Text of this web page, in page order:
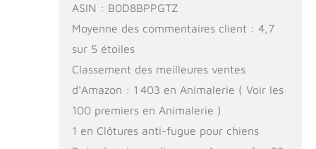
ASIN : B0D8BPPGTZ
Moyenne des commentaires client : 4,7
sur 5 étoiles
Classement des meilleures ventes
d’Amazon : 1 403 en Animalerie ( Voir les
100 premiers en Animalerie )
1 en Clôtures anti-fugue pour chiens